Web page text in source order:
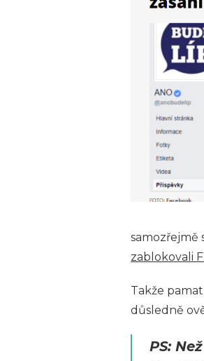
samozřejmě
zablokovali
Takže
důsledně
PS: